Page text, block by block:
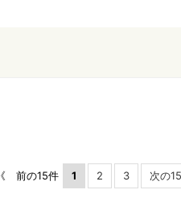
《 前の15件 1 2 3 次の